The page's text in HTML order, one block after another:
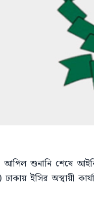
শুনানি শেষে আইনি
ইসির অস্থায়ী